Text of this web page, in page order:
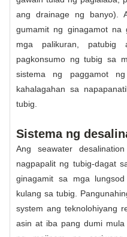
ang drainage ng banyo).
gumamit ng ginagamot na
mga palikuran, patubig
pagkonsumo ng tubig sa
sistema ng paggamot
kahalagahan sa
tubig.
Sistema ng
Ang seawater
nagpapalit ng tubig-dagat
ginagamit sa mga
kulang sa tubig.
system ang teknolohiyang
asin at iba pang dumi